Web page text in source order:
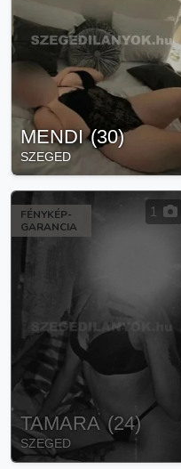
MENDI (30)
SZEGED
FÉNYKÉP-
GARANCIA
1
TAMARA (24)
SZEGED